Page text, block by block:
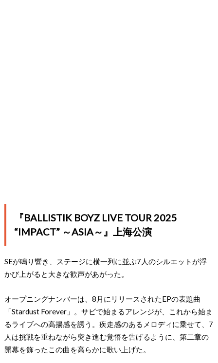
『BALLISTIK BOYZ LIVE TOUR 2025
“IMPACT” ～ASIA～』上海公演
SEが鳴り響き、ステージに横一列に並ぶ7人のシルエットが浮
かび上がると大きな歓声があがった。
オープニングナンバーは、8月にリリースされたEPの表題曲
「Stardust Forever」。サビで始まるアレンジが、これから始ま
るライブへの高揚感を誘う。疾走感のあるメロディに乗せて、7
人は挑戦を重ねながら突き進む覚悟を告げるように、第二章の
開幕を飾ったこの曲を高らかに歌い上げた。